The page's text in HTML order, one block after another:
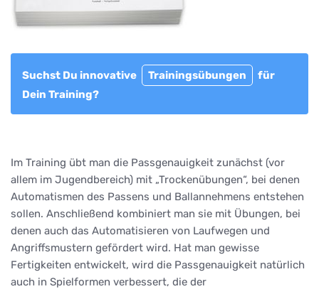
Suchst Du innovative Trainingsübungen
für
Dein Training?
Im Training übt man die Passgenauigkeit zunächst (vor
allem im Jugendbereich) mit „Trockenübungen“, bei denen
Automatismen des Passens und Ballannehmens entstehen
sollen. Anschließend kombiniert man sie mit Übungen, bei
denen auch das Automatisieren von Laufwegen und
Angriffsmustern gefördert wird. Hat man gewisse
Fertigkeiten entwickelt, wird die Passgenauigkeit natürlich
auch in Spielformen verbessert, die der